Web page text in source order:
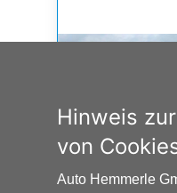
Hinweis
von
Auto Hemmerle